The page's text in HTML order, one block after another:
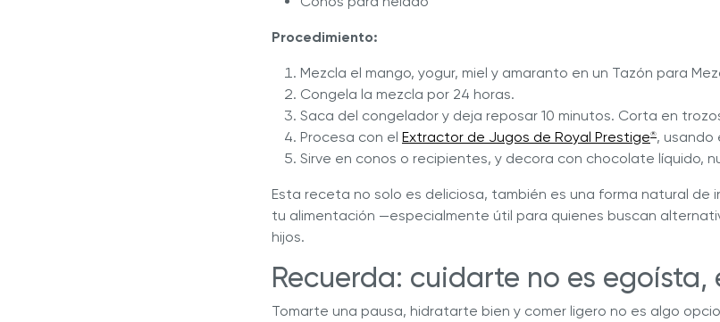
Procedimiento:
Mezcla el mango, yogur, miel y amaranto en un Tazón para
Congela la mezcla por 24 horas.
Saca del congelador y deja reposar 10 minutos. Corta en
Procesa con el Extractor de Jugos de Royal Prestige®, usando
Sirve en conos o recipientes, y decora con chocolate líquido,
Esta receta no solo es deliciosa, también es una forma natural de
tu alimentación —especialmente útil para quienes buscan
hijos.
Recuerda: cuidarte no es egoísta,
Tomarte una pausa, hidratarte bien y comer ligero no es algo